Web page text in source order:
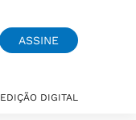
ASSINE
EDIÇÃO DIGITAL